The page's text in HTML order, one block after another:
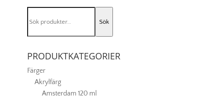
light
483efter:
Sök
PRODUKTKATEGORIER
Färger
Akrylfärg
Amsterdam 120 ml